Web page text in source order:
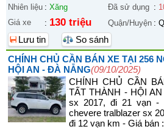
Nhiên liệu : Xăng Đã sử dụng :
Giá xe
: 130 triệu Quận/Huyện :
Lưu tin
So sánh
CHÍNH CHỦ CẦN BÁN XE TẠI 256
HỘI AN - ĐÀ NẴNG(09/10/2025)
CHÍNH CHỦ CẦN
TẤT THÀNH - HỘI
sx 2017, đi 21 vạn -
chevere tralblazer sx
đi 12 vạn km - Giá bán